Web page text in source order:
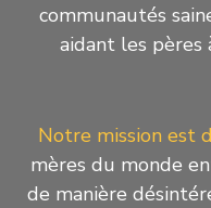
communautés
aidant les pères
Notre mission est
mères du monde
de manière